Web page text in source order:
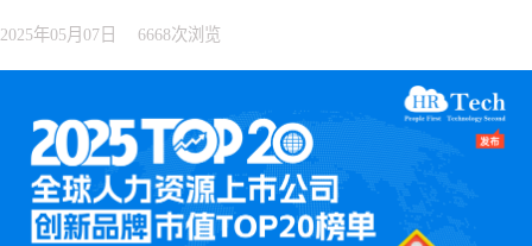
2025年05月07日 6668次浏览